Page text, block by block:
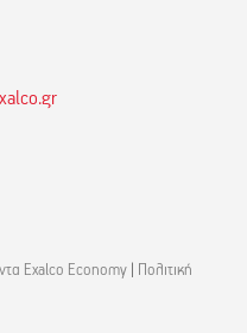
Exalco Economy| Πολιτική